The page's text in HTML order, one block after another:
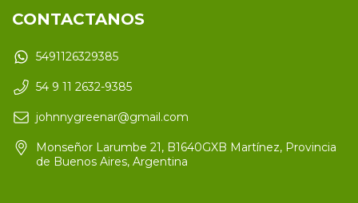
CONTACTANOS
5491126329385
54 9 11 2632-9385
johnnygreenar@gmail.com
Monseñor Larumbe 21, B1640GXB Martínez, Provincia
de Buenos Aires, Argentina